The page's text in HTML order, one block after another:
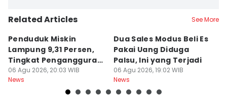
Related Articles See More
Penduduk Miskin
Lampung 9,31 Persen,
Tingkat Pengangguran
Terbuka Naik
06 Agu 2026, 20:03 WIB
News
Dua Sales Modus Beli Es
Pakai Uang Diduga
Palsu, Ini yang Terjadi
06 Agu 2026, 19:02 WIB
News